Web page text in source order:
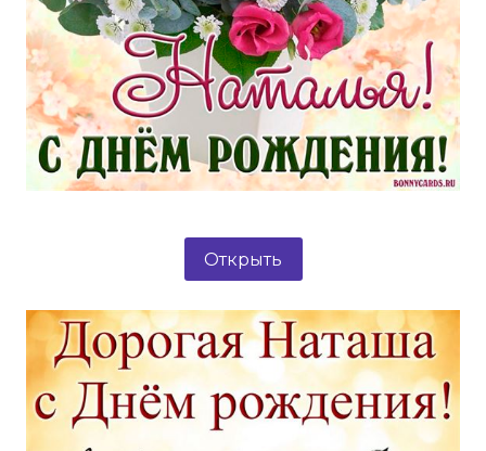
Открыть